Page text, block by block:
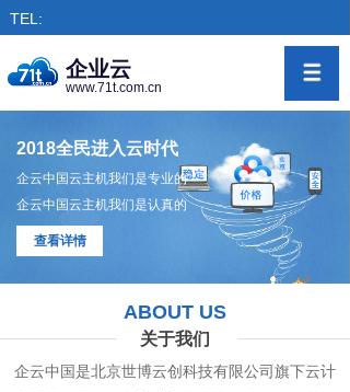
TEL:
企业云
www.71t.com.cn
2018全民进入云时代
企云中国云主机我们是专业的
企云中国云主机我们是认真的
查看详情
ABOUT US
关于我们
企云中国是北京世博云创科技有限公司旗下云计